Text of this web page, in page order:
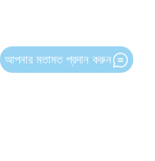
আপনার মতামত প্রদান করুন